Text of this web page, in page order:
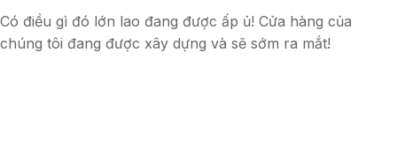
Có điều gì đó lớn lao đang được ấp ủ! Cửa hàng của
chúng tôi đang được xây dựng và sẽ sớm ra mắt!